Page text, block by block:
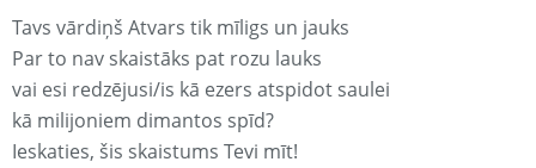
Tavs vārdiņš Atvars tik mīligs un jauks
Par to nav skaistāks pat rozu lauks
vai esi redzējusi/is kā ezers atspidot saulei
kā milijoniem dimantos spīd?
Ieskaties, šis skaistums Tevi mīt!